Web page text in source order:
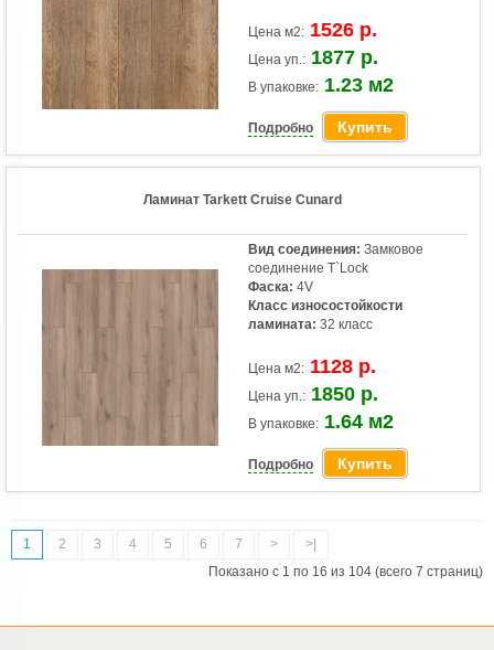
Цена м2: 1526 р.
Цена уп.: 1877 р.
В упаковке: 1.23 м2
Подробно Купить
Ламинат Tarkett Cruise Cunard
Вид соединения: Замковое
соединение T`Lock
Фаска: 4V
Класс износостойкости
ламината: 32 класс
Цена м2: 1128 р.
Цена уп.: 1850 р.
В упаковке: 1.64 м2
Подробно Купить
1 2 3 4 5 6 7 >
>|
Показано с 1 по 16 из 104 (всего 7 страниц)